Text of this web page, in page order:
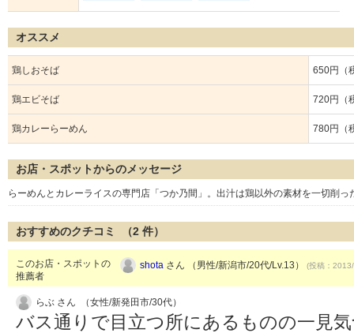
オススメ
鶏しおそば 650円（
鶏エビそば 720円（
鶏カレーらーめん 780円（
お店・スポットからのメッセージ
らーめんとカレーライスの専門店「つか乃間」。出汁は鶏以外の素材を一切削
おすすめのクチコミ （2 件）
このお店・スポットの
推薦者
shota さん （男性/新潟市/20代/Lv.13） (投稿：
らぶ さん （女性/新発田市/30代）
バス通りで目立つ所にあるものの一見